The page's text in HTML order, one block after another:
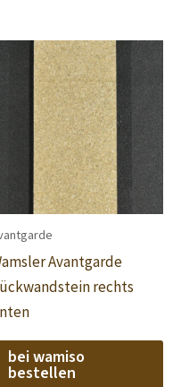
Avantgarde
rechts
bei wamiso
bestellen